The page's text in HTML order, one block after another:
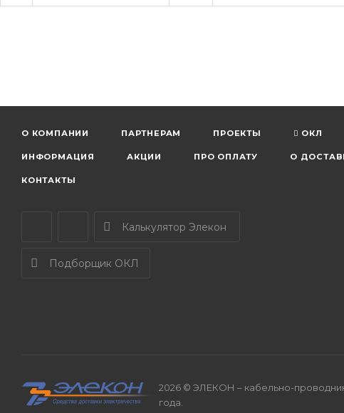
О КОМПАНИИ ПАРТНЕРАМ ПРОЕКТЫ ОКЛ
ИНФОРМАЦИЯ АКЦИИ ПРО ОПЛАТУ О
КОНТАКТЫ
Калькулятор Элекон
Подборщик ОКЛ
2026 © ЭЛЕКОН – кабельно-
года.